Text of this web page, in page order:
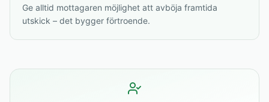
Ge alltid mottagaren möjlighet att avböja framtida
utskick – det bygger förtroende.